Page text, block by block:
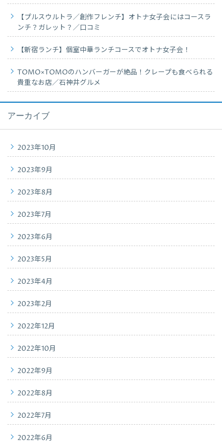
【プルスウルトラ／創作フレンチ】オトナ女子会にはコースラ
ンチ？ガレット？／口コミ
【新宿ランチ】個室中華ランチコースでオトナ女子会！
TOMO×TOMOのハンバーガーが絶品！クレープも食べられる
貴重なお店／石神井グルメ
アーカイブ
2023年10月
2023年9月
2023年8月
2023年7月
2023年6月
2023年5月
2023年4月
2023年2月
2022年12月
2022年10月
2022年9月
2022年8月
2022年7月
2022年6月